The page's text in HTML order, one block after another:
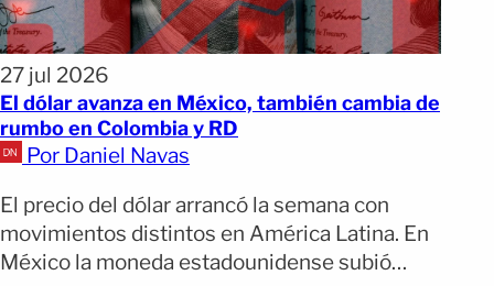
27 jul 2026
El dólar avanza en México, también cambia de
rumbo en Colombia y RD
Por Daniel Navas
El precio del dólar arrancó la semana con
movimientos distintos en América Latina. En
México la moneda estadounidense subió